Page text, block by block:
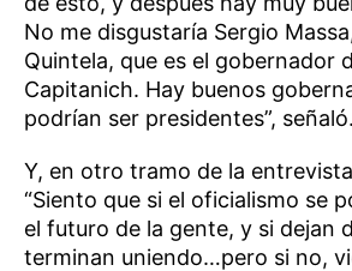
No me disgustaría Sergio
Quintela, que es el gobernador
Capitanich. Hay buenos
podrían ser presidentes”, señaló.
Y, en otro tramo de la
“Siento que si el oficialismo se
el futuro de la gente, y si dejan
terminan uniendo…pero si no,